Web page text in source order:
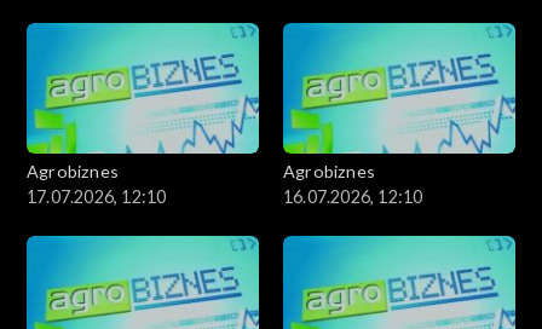
Agrobiznes
17.07.2026, 12:10
Agrobiznes
16.07.2026, 12:10